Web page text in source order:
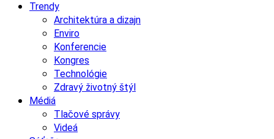
Trendy
Architektúra a dizajn
Enviro
Konferencie
Kongres
Technológie
Zdravý životný štýl
Médiá
Tlačové správy
Videá